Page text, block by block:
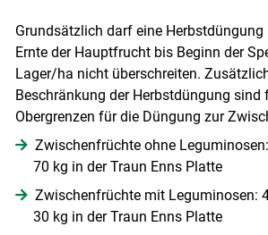
Skip to main
Grundsätzlich darf eine Herbstdüngung
Ernte der Hauptfrucht bis Beginn der
Lager/ha nicht überschreiten.
Beschränkung der Herbstdüngung sind
Obergrenzen für die Düngung zur
Zwischenfrüchte ohne
70 kg in der Traun Enns Platte
Zwischenfrüchte mit Leguminosen:
30 kg in der Traun Enns Platte